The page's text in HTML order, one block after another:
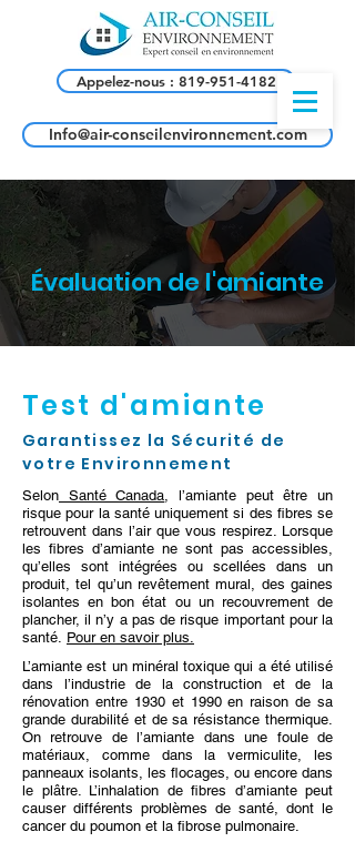
Appelez-nous : 819-951-4182
Info@air-conseilenvironnement.com
Évaluation de l'amiante
Test d'amiante
Garantissez la Sécurité de
votre Environnement
Selon Santé Canada, l’amiante peut être un
risque pour la santé uniquement si des fibres se
retrouvent dans l’air que vous respirez. Lorsque
les fibres d’amiante ne sont pas accessibles,
qu’elles sont intégrées ou scellées dans un
produit, tel qu’un revêtement mural, des gaines
isolantes en bon état ou un recouvrement de
plancher, il n’y a pas de risque important pour la
santé. Pour en savoir plus.
L’amiante est un minéral toxique qui a été utilisé
dans l’industrie de la construction et de la
rénovation entre 1930 et 1990 en raison de sa
grande durabilité et de sa résistance thermique.
On retrouve de l’amiante dans une foule de
matériaux, comme dans la vermiculite, les
panneaux isolants, les flocages, ou encore dans
le plâtre. L’inhalation de fibres d’amiante peut
causer différents problèmes de santé, dont le
cancer du poumon et la fibrose pulmonaire.